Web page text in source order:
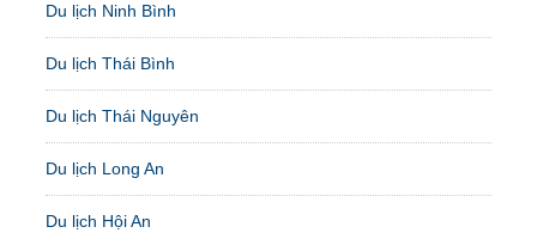
Du lịch Ninh Bình
Du lịch Thái Bình
Du lịch Thái Nguyên
Du lịch Long An
Du lịch Hội An